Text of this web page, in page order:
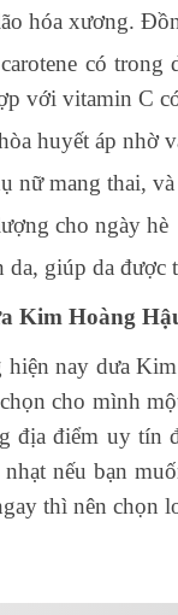
hóa xương.
có
với vitamin C
huyết áp nhờ
nữ mang thai,
cho ngày hè
da, giúp da được
Kim Hoàng
nay dưa
cho mình
địa điểm uy tín
nếu bạn
thì nên chọn